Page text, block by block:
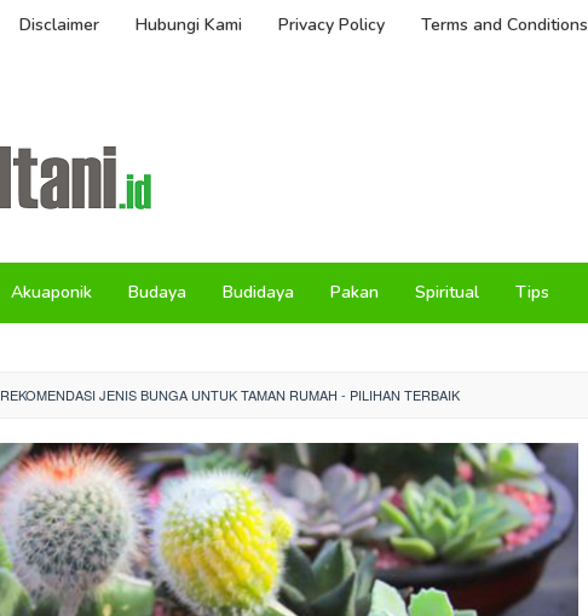
Disclaimer Hubungi Kami Privacy Policy Terms and Conditions
Akuaponik Budaya Budidaya Pakan Spiritual Tips
REKOMENDASI JENIS BUNGA UNTUK TAMAN RUMAH - PILIHAN TERBAIK